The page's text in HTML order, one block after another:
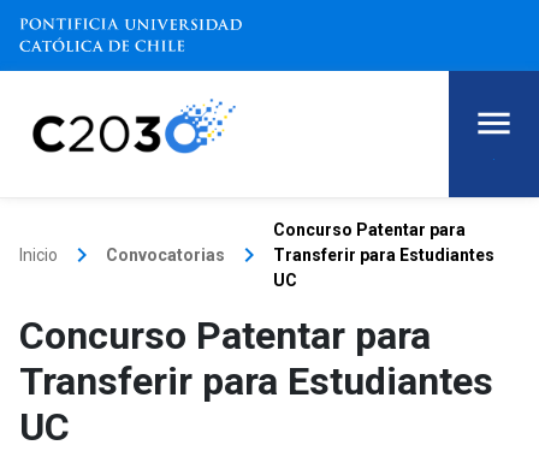
.
Inicio keyboard_arrow_right Convocatorias keyboard_arrow_right
Concurso Patentar para
Transferir para Estudiantes
UC
Concurso Patentar para
Transferir para Estudiantes
UC